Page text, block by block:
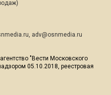
, adv@osnmedia.ru
"Вести Московского
05.10.2018, реестровая